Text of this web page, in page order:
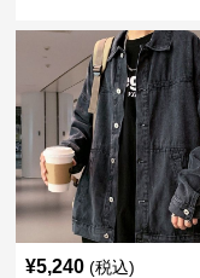
¥5,240 (税込)